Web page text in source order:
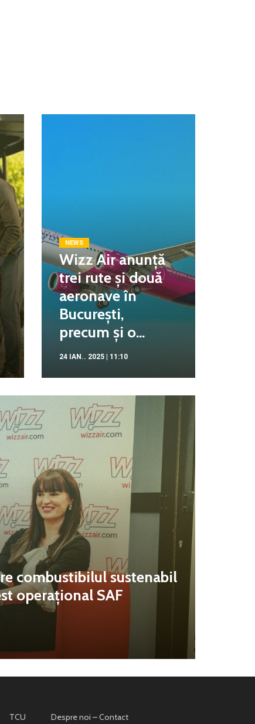
NEWS
Wizz Air anunță
trei rute și două
aeronave în
București,
precum și o...
24 IAN.. 2025 | 11:10
combustibilul sustenabil
operațional SAF
TCU Despre noi – Contact